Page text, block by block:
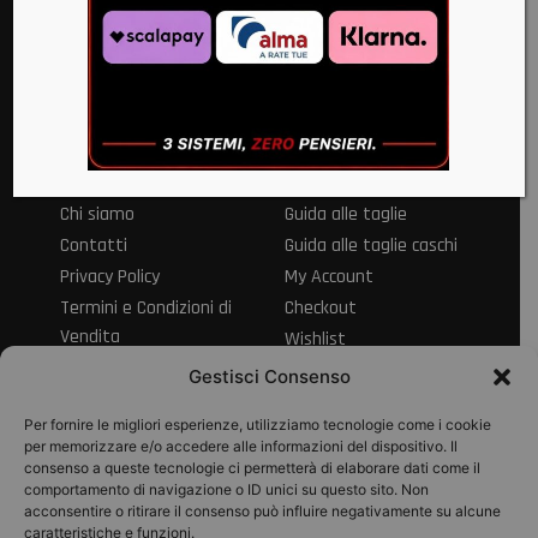
Gestisci Consenso
Per fornire le migliori esperienze, utilizziamo tecnologie come i cookie
per memorizzare e/o accedere alle informazioni del dispositivo. Il
consenso a queste tecnologie ci permetterà di elaborare dati come il
comportamento di navigazione o ID unici su questo sito. Non
acconsentire o ritirare il consenso può influire negativamente su alcune
caratteristiche e funzioni.
Via Alvanella 71/79 83024 Monteforte Irpino AV
+39 0825 683057
Chi siamo
Contatti
Privacy Policy
Termini e Condizioni di
Vendita
Informativa sul Diritto
Guida alle taglie
Guida alle taglie caschi
My Account
Checkout
Wishlist
Spedizioni e resi
pagamento
Pagamenti